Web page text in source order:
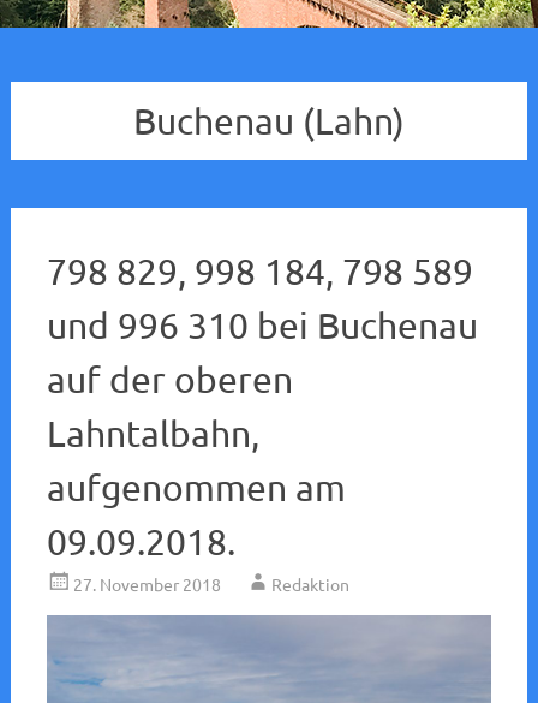
Buchenau (Lahn)
798 829, 998 184, 798 589
und 996 310 bei Buchenau
auf der oberen
Lahntalbahn,
aufgenommen am
09.09.2018.
27. November 2018 Redaktion